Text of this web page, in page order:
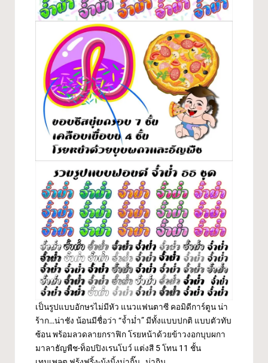
เป็นรูปแบบอักษรไม่มีหัว แนวแฟนตาซี คอมิดีการ์ตูน น่า
ร้าก…น่าชัง น้อนมีชื่อว่า “จ้ำม่ำ” มีทั้งแบบปกติ แบบตัวทับ
ซ้อน พร้อมลวดลายกราฟิก โรยหน้าด้วยข้าวงอกบุบผกา
มาลาธัญพืช-ท็อปปิงเรนโบว์ แต่งสี 5 โทน 11 ชั้น